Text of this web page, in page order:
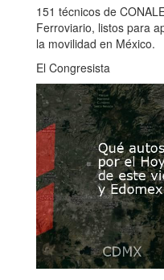
151 técnicos de
Ferroviario, listos para
la movilidad en México.
El Congresista